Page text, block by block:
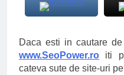
Daca esti in cautare
www.SeoPower.ro iti
cateva sute de site-uri